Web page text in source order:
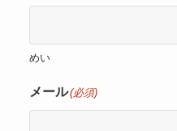
めい
メール(必須)